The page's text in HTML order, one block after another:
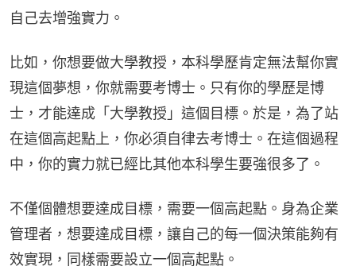
自己去增強實力。
比如，你想要做大學教授，本科學歷肯定無法幫你實
現這個夢想，你就需要考博士。只有你的學歷是博
士，才能達成「大學教授」這個目標。於是，為了站
在這個高起點上，你必須自律去考博士。在這個過程
中，你的實力就已經比其他本科學生要強很多了。
不僅個體想要達成目標，需要一個高起點。身為企業
管理者，想要達成目標，讓自己的每一個決策能夠有
效實現，同樣需要設立一個高起點。